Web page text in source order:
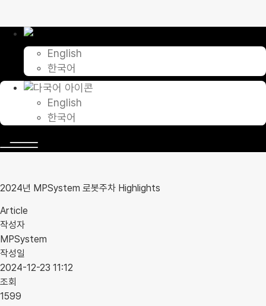
뛰
English
한국어
English
한국어
2024년 MPSystem 로봇주차 Highlights
Article
작성자
MPSystem
작성일
2024-12-23 11:12
조회
1599